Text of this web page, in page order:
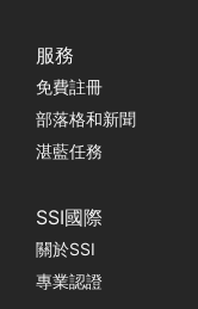
服務
免費註冊
部落格和新聞
湛藍任務
SSI國際
關於SSI
專業認證